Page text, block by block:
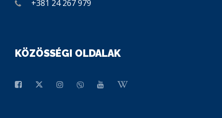
+381 24 267 979
KÖZÖSSÉGI OLDALAK